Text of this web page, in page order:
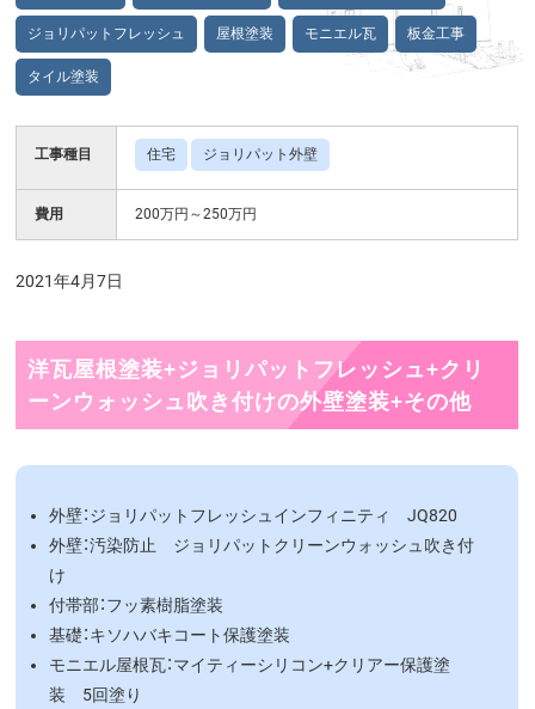
ジョリパットフレッシュ 屋根塗装 モニエル瓦 板金工事
タイル塗装
工事種目 住宅 ジョリパット外壁
費用 200万円～250万円
2021年4月7日
洋瓦屋根塗装+ジョリパットフレッシュ+クリ
ーンウォッシュ吹き付けの外壁塗装+その他
外壁：ジョリパットフレッシュインフィニティ JQ820
外壁：汚染防止 ジョリパットクリーンウォッシュ吹き付
け
付帯部：フッ素樹脂塗装
基礎：キソハバキコート保護塗装
モニエル屋根瓦：マイティーシリコン+クリアー保護塗
装 5回塗り